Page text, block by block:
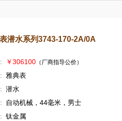
潜水系列3743-170-2A/0A
￥306100 （厂商指导公价）
雅典表
潜水
自动机械 ，44毫米， 男士
钛金属